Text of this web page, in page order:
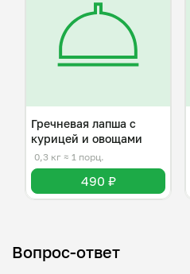
Гречневая лапша с
курицей и овощами
0,3 кг ≈ 1 порц.
490 ₽
Вопрос-ответ